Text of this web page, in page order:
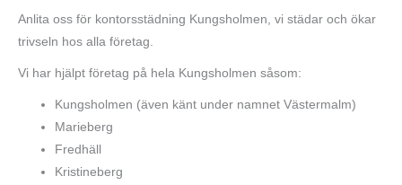
Anlita oss för kontorsstädning Kungsholmen, vi städar och ökar
trivseln hos alla företag.
Vi har hjälpt företag på hela Kungsholmen såsom:
Kungsholmen (även känt under namnet Västermalm)
Marieberg
Fredhäll
Kristineberg